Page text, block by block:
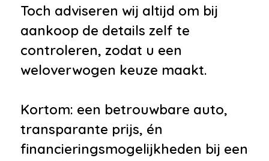
Toch adviseren wij altijd om bij
aankoop de details zelf te
controleren, zodat u een
weloverwogen keuze maakt.
Kortom: een betrouwbare auto,
transparante prijs, én
financieringsmogelijkheden bij een